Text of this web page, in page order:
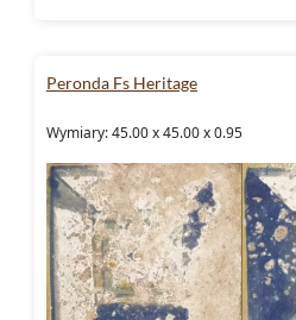
Peronda Fs Heritage
Wymiary: 45.00 x 45.00 x 0.95